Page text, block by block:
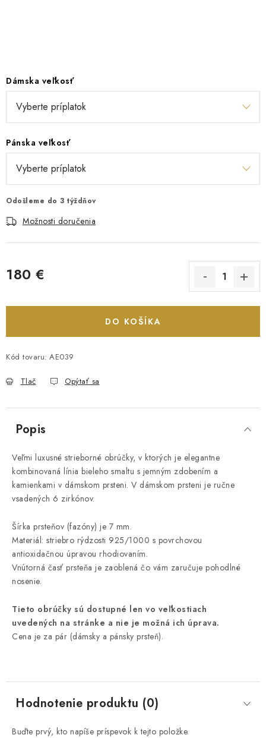
Dámska veľkosť
Pánska veľkosť
Odošleme do 3 týždňov
Možnosti doručenia
180 €
DO KOŠÍKA
Kód tovaru: AE039
Tlač Opýtať sa
Popis
Veľmi luxusné strieborné obrúčky, v ktorých je elegantne
kombinovaná línia bieleho smaltu s jemným zdobením a
kamienkami v dámskom prsteni. V dámskom prsteni je ručne
vsadených 6 zirkónov.
Šírka prsteňov (fazóny) je 7 mm.
Materiál: striebro rýdzosti 925/1000 s povrchovou
antioxidačnou úpravou rhodiovaním.
Vnútorná časť prsteňa je zaoblená čo vám zaručuje pohodlné
nosenie.
Tieto obrúčky sú dostupné len vo veľkostiach
uvedených na stránke a nie je možná ich úprava.
Cena je za pár (dámsky a pánsky prsteň).
Hodnotenie produktu (0)
Buďte prvý, kto napíše príspevok k tejto položke.